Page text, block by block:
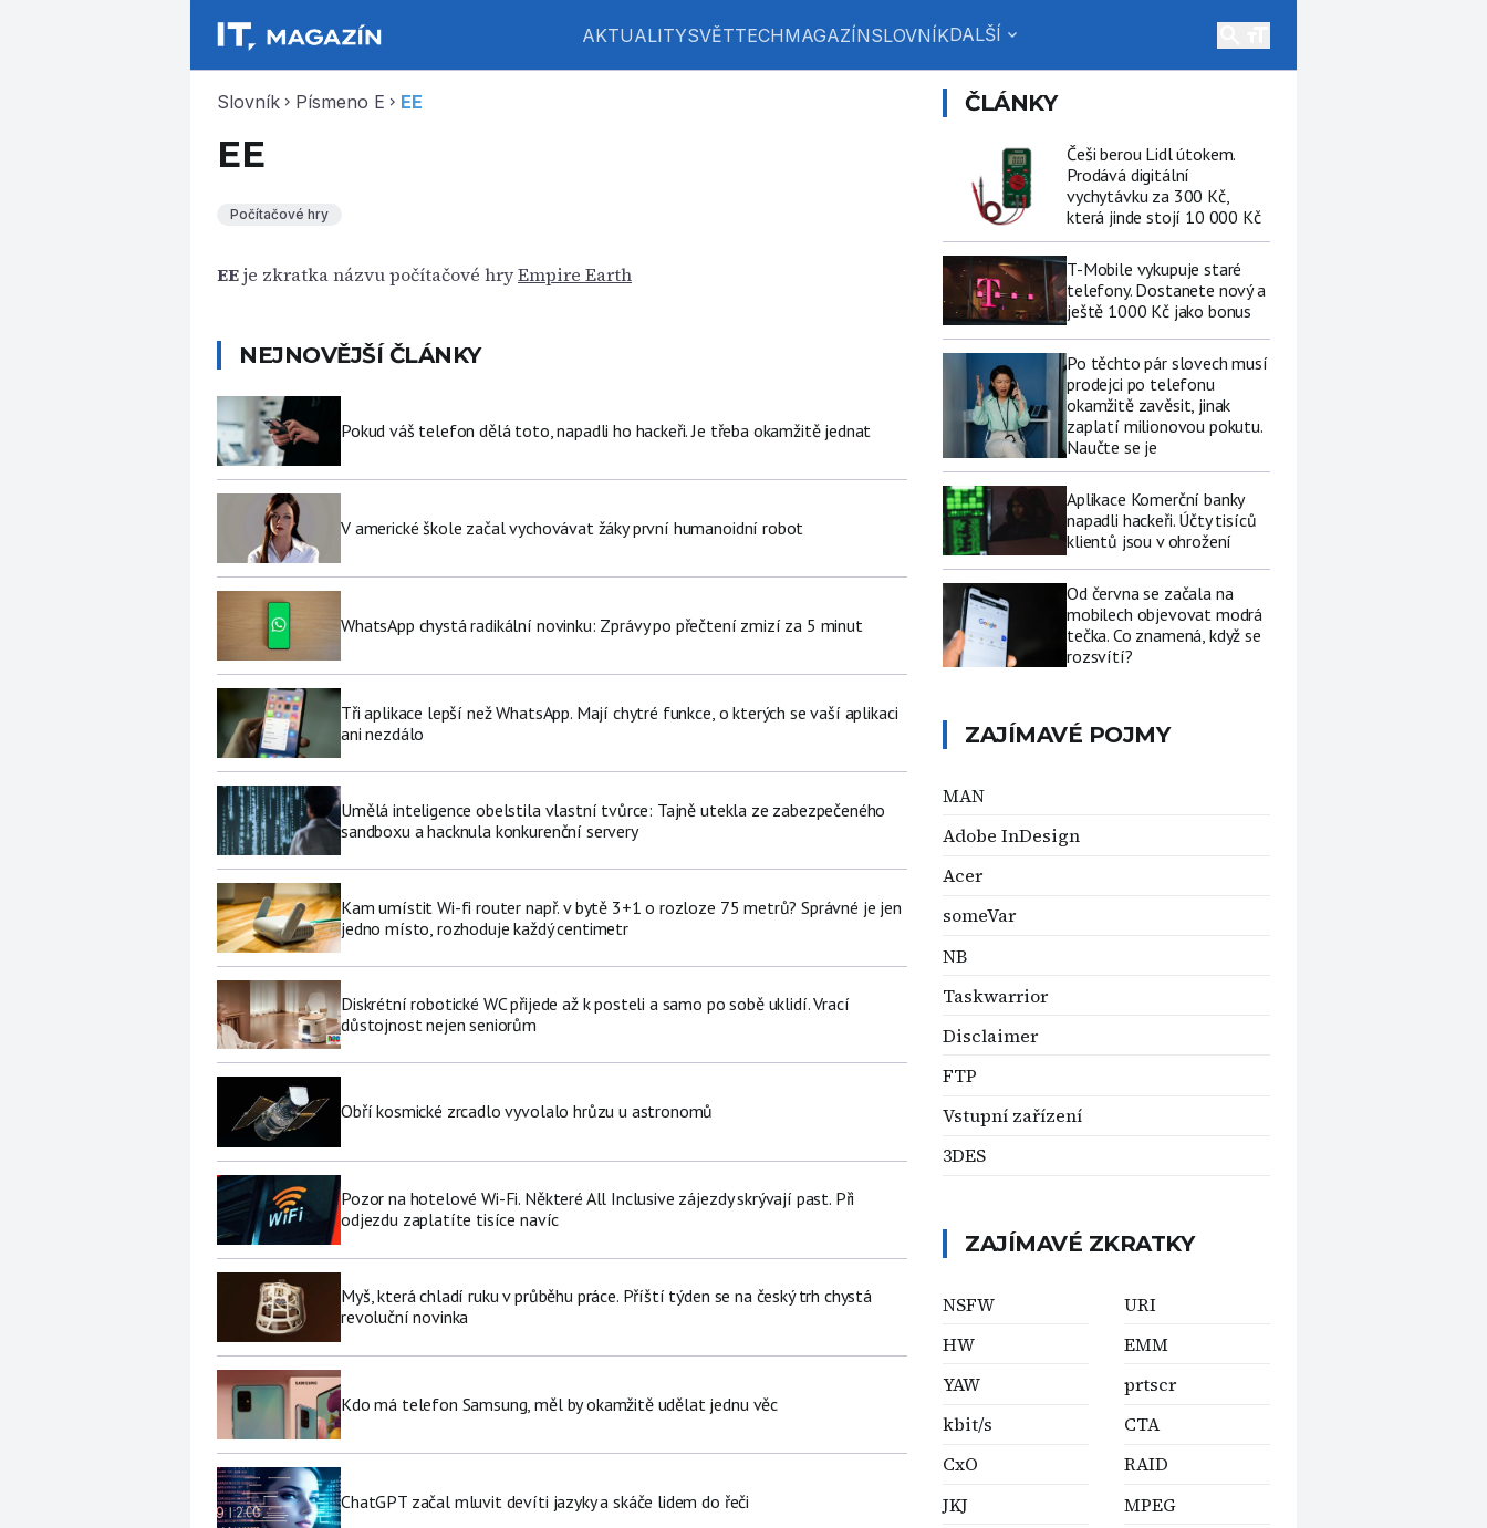
AKTUALITYSVĚTTECHMAGAZÍNSLOVNÍKDALŠÍ expand_more
Slovník chevron_right Písmeno E chevron_right EE
EE
Počítačové hry
EEje zkratka názvu počítačové hryEmpire Earth
NEJNOVĚJŠÍ ČLÁNKY
Pokud váš telefon dělá toto, napadli ho hackeři. Je třeba okamžitě jednat
V americké škole začal vychovávat žáky první humanoidní robot
WhatsApp chystá radikální novinku: Zprávy po přečtení zmizí za 5 minut
Tři aplikace lepší než WhatsApp. Mají chytré funkce, o kterých se vaší aplikaci
ani nezdálo
Umělá inteligence obelstila vlastní tvůrce: Tajně utekla ze zabezpečeného
sandboxu a hacknula konkurenční servery
Kam umístit Wi-fi router např. v bytě 3+1 o rozloze 75 metrů? Správné je jen
jedno místo, rozhoduje každý centimetr
Diskrétní robotické WC přijede až k posteli a samo po sobě uklidí. Vrací
důstojnost nejen seniorům
Obří kosmické zrcadlo vyvolalo hrůzu u astronomů
Pozor na hotelové Wi-Fi. Některé All Inclusive zájezdy skrývají past. Při
odjezdu zaplatíte tisíce navíc
Myš, která chladí ruku v průběhu práce. Příští týden se na český trh chystá
revoluční novinka
Kdo má telefon Samsung, měl by okamžitě udělat jednu věc
ChatGPT začal mluvit devíti jazyky a skáče lidem do řeči
ČLÁNKY
Češi berou Lidl útokem.
Prodává digitální
vychytávku za 300 Kč,
která jinde stojí 10 000 Kč
T-Mobile vykupuje staré
telefony. Dostanete nový a
ještě 1000 Kč jako bonus
Po těchto pár slovech musí
prodejci po telefonu
okamžitě zavěsit, jinak
zaplatí milionovou pokutu.
Naučte se je
Aplikace Komerční banky
napadli hackeři. Účty tisíců
klientů jsou v ohrožení
Od června se začala na
mobilech objevovat modrá
tečka. Co znamená, když se
rozsvítí?
ZAJÍMAVÉ POJMY
MAN
Adobe InDesign
Acer
someVar
NB
Taskwarrior
Disclaimer
FTP
Vstupní zařízení
3DES
ZAJÍMAVÉ ZKRATKY
NSFW
HW
YAW
kbit/s
CxO
JKJ
URI
EMM
prtscr
CTA
RAID
MPEG